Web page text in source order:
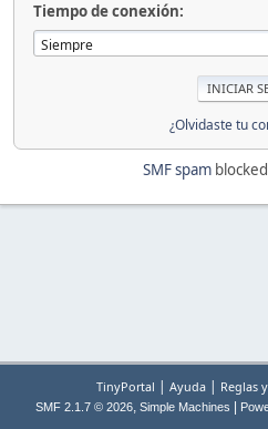
Tiempo de conexión:
¿Olvidaste tu
SMF spamblocked
TinyPortal | Ayuda | Reglas
SMF 2.1.7 © 2026, Simple Machines